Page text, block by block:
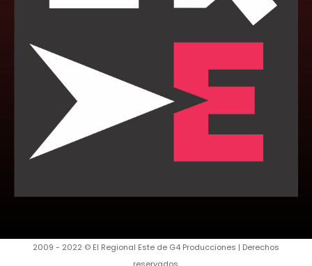
2009 - 2022 © El Regional Este de G4 Producciones | Derechos